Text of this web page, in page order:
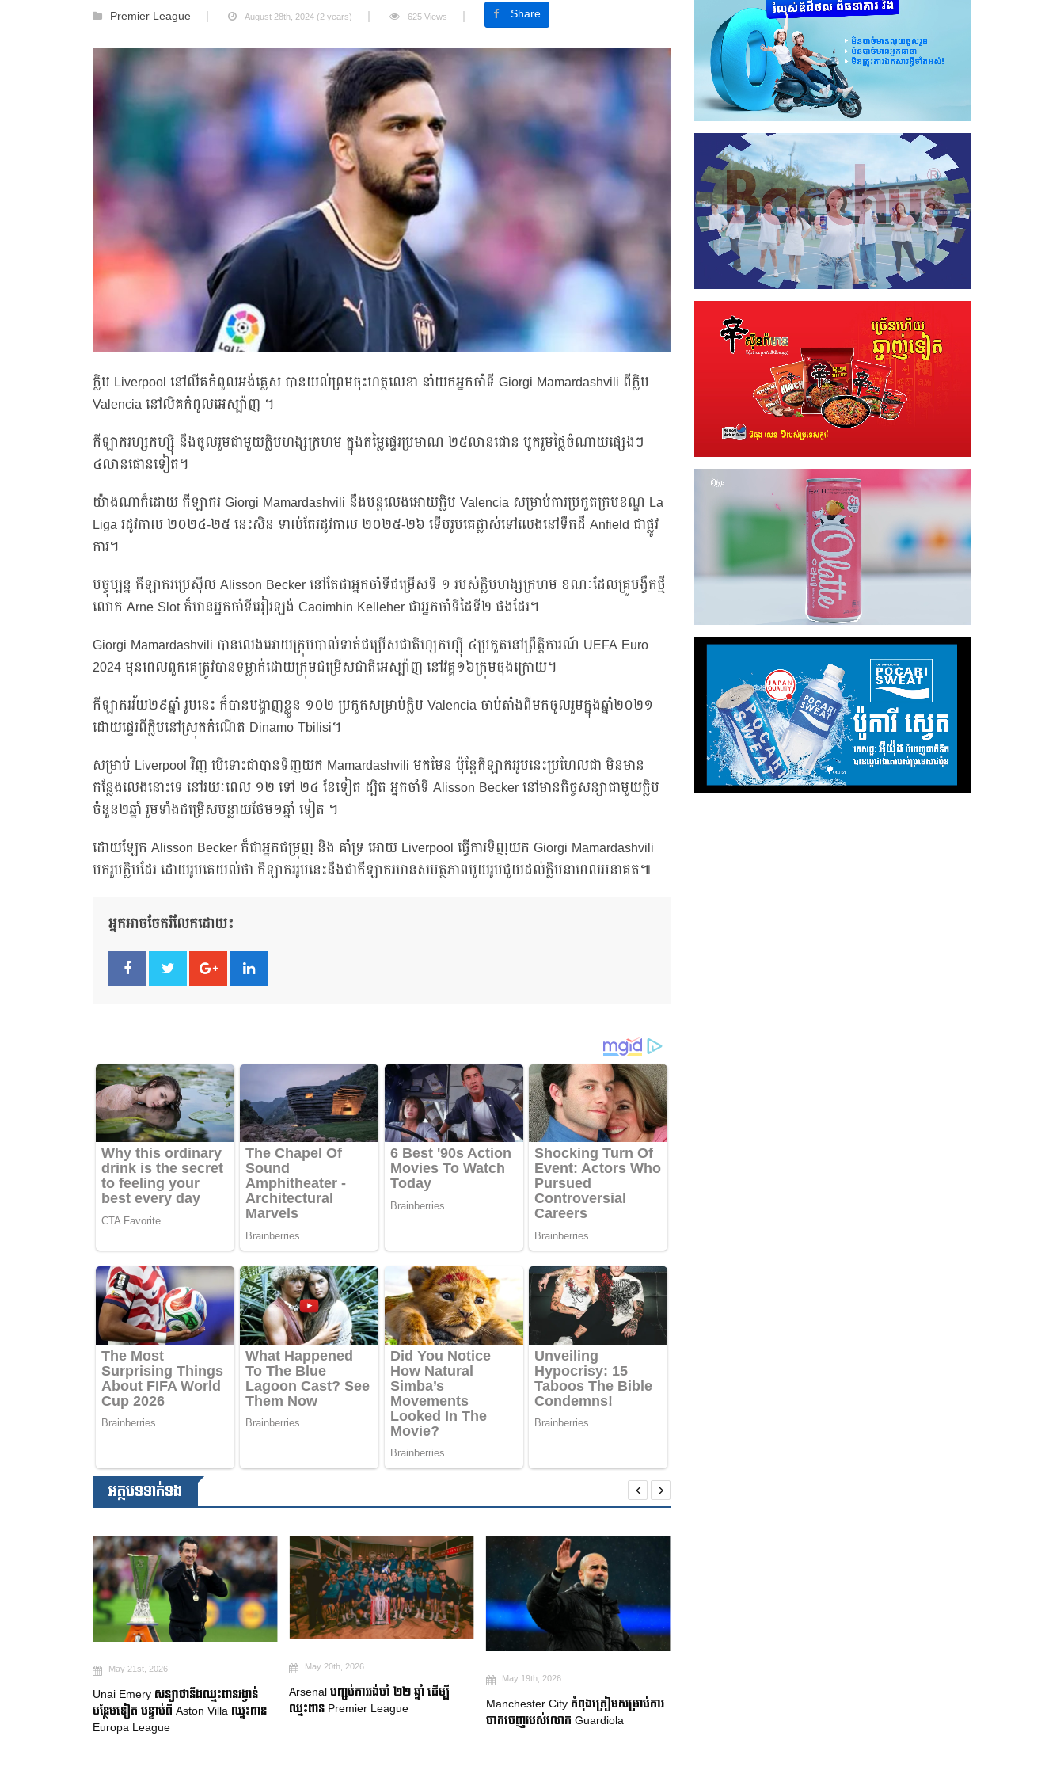
Premier League August 28th, 2024 (2 years) 625 Views Share
ក្លិប Liverpool នៅលីគកំពូលអង់គ្លេស បានយល់ព្រមចុះហត្ថលេខា នាំយកអ្នកចាំទី Giorgi Mamardashvili ពីក្លិប
Valencia នៅលីគកំពូលអេស្ប៉ាញ ។
កីឡាករហ្សកហ្ស៊ី នឹងចូលរួមជាមួយក្លិបហង្សក្រហម ក្នុងតម្លៃផ្ទេរប្រមាណ ២៥លានផោន បូករួមថ្លៃចំណាយផ្សេងៗ
៤លានផោនទៀត។
យ៉ាងណាក៏ដោយ កីឡាករ Giorgi Mamardashvili នឹងបន្តលេងអោយក្លិប Valencia សម្រាប់ការប្រកួតក្របខណ្ឌ La
Liga រដូវកាល ២០២៤-២៥ នេះសិន ទាល់តែរដូវកាល ២០២៥-២៦ ទើបរូបគេផ្លាស់ទៅលេងនៅទឹកដី Anfield ជាផ្លូវ
ការ។
បច្ចុប្បន្ន កីឡាករប្រេស៊ីល Alisson Becker នៅតែជាអ្នកចាំទីជម្រើសទី ១ របស់ក្លិបហង្សក្រហម ខណៈដែលគ្រូបង្វឹកថ្មី
លោក Arne Slot ក៏មានអ្នកចាំទីអៀរឡង់ Caoimhin Kelleher ជាអ្នកចាំទីដៃទី២ ផងដែរ។
Giorgi Mamardashvili បានលេងអោយក្រុមបាល់ទាត់ជម្រើសជាតិហ្សកហ្ស៊ី ៤ប្រកួតនៅព្រឹត្តិការណ៍ UEFA Euro
2024 មុនពេលពួកគេត្រូវបានទម្លាក់ដោយក្រុមជម្រើសជាតិអេស្ប៉ាញ នៅវគ្គ១៦ក្រុមចុងក្រោយ។
កីឡាករវ័យ២៩ឆ្នាំ រូបនេះ ក៏បានបង្ហាញខ្លួន ១០២ ប្រកួតសម្រាប់ក្លិប Valencia ចាប់តាំងពីមកចូលរួមក្នុងឆ្នាំ២០២១
ដោយផ្ទេរពីក្លិបនៅស្រុកកំណើត Dinamo Tbilisi។
សម្រាប់ Liverpool វិញ បើទោះជាបានទិញយក Mamardashvili មកមែន ប៉ុន្តែកីឡាកររូបនេះប្រហែលជា មិនមាន
កន្លែងលេងនោះទេ នៅរយៈពេល ១២ ទៅ ២៤ ខែទៀត ដ្បិត អ្នកចាំទី Alisson Becker នៅមានកិច្ចសន្យាជាមួយក្លិប
ចំនួន២ឆ្នាំ រួមទាំងជម្រើសបន្លាយថែម១ឆ្នាំ ទៀត ។
ដោយឡែក Alisson Becker ក៏ជាអ្នកជម្រុញ និង គាំទ្រ អោយ Liverpool ធ្វើការទិញយក Giorgi Mamardashvili
មករួមក្លិបដែរ ដោយរូបគេយល់ថា កីឡាកររូបនេះនឹងជាកីឡាករមានសមត្ថភាពមួយរូបជួយដល់ក្លិបនាពេលអនាគត៕
អ្នកអាចចែករំលែកដោយ៖
អត្ថបទទាក់ទង
May 20th, 2026
Arsenal បញ្ចប់ការរង់ចាំ ២២ ឆ្នាំ ដើម្បី
ឈ្នះពាន Premier League
Manchester City កំពុងត្រៀមសម្រាប់ការ
ចាកចេញរបស់លោក Guardiola
ការប្រកាសក្រុមជម្រើសជាតិប្រេស៊ីល៖
Neymar សម្រេចបានក្តីសុបិន World Cup